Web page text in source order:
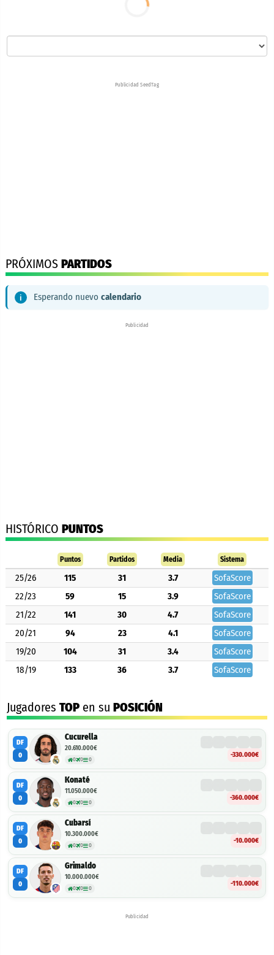
Publicidad SeedTag
PRÓXIMOS PARTIDOS
Esperando nuevo calendario
Publicidad
HISTÓRICO PUNTOS
Puntos Partidos Media Sistema
25/26 115 31 3.7
SofaScore
22/23
59 15 3.9
SofaScore
21/22
141 30 4.7
SofaScore
20/21
94 23 4.1
SofaScore
19/20
104 31 3.4
SofaScore
18/19
133 36 3.7 SofaScore
Jugadores TOP en su POSICIÓN
DF
0
Cucurella
20.610.000€
0 0 0
-330.000€
DF
0
Konaté
11.050.000€
0 0 0
-360.000€
DF
0
Cubarsí
10.300.000€
0 0 0
-10.000€
DF
0
Grimaldo
10.000.000€
0 0 0
-110.000€
Publicidad